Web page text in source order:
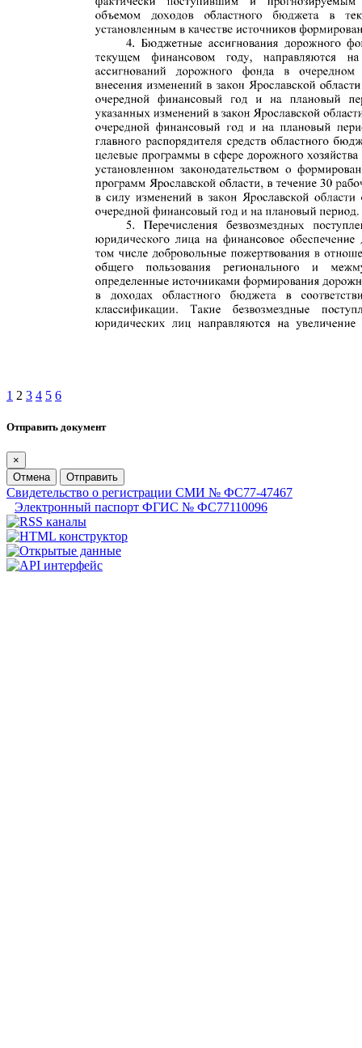
1 2 3 4 5 6
Отправить документ
×
Отмена
Отправить
Свидетельство о регистрации СМИ № ФС77-47467
Электронный паспорт ФГИС № ФС77110096